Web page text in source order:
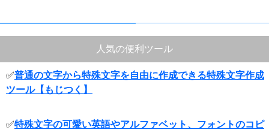
人気の便利ツール
✅普通の文字から特殊文字を自由に作成できる特殊文字作成
ツール【もじつく】
✅特殊文字の可愛い英語やアルファベット、フォントのコピ